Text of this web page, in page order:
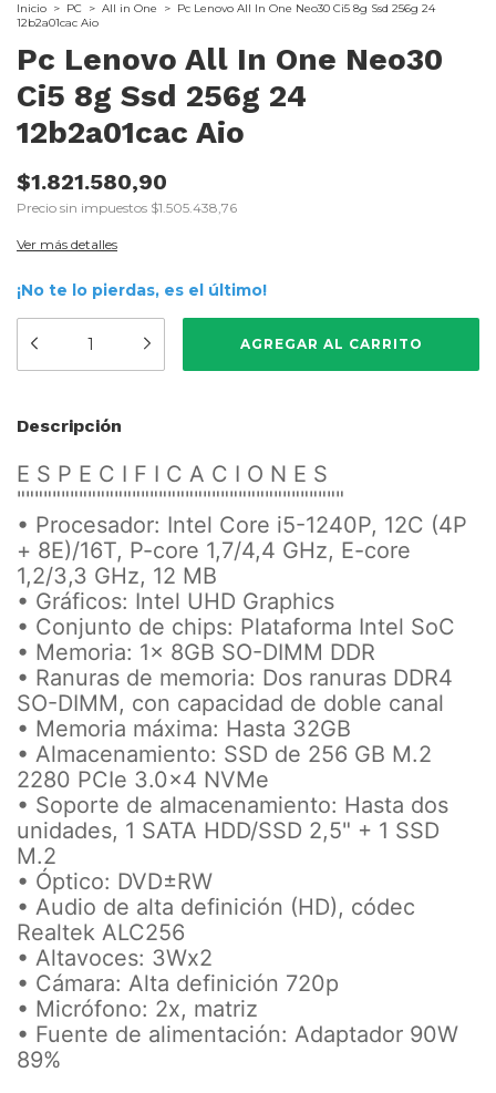
Inicio > PC > All in One > Pc Lenovo All In One Neo30 Ci5 8g Ssd 256g 24
12b2a01cac Aio
Pc Lenovo All In One Neo30
Ci5 8g Ssd 256g 24
12b2a01cac Aio
$1.821.580,90
Precio sin impuestos $1.505.438,76
Ver más detalles
¡No te lo pierdas, es el último!
Descripción
E S P E C I F I C A C I O N E S
"""""""""""""""""""""""""""""""""""""
• Procesador: Intel Core i5-1240P, 12C (4P
+ 8E)/16T, P-core 1,7/4,4 GHz, E-core
1,2/3,3 GHz, 12 MB
• Gráficos: Intel UHD Graphics
• Conjunto de chips: Plataforma Intel SoC
• Memoria: 1x 8GB SO-DIMM DDR
• Ranuras de memoria: Dos ranuras DDR4
SO-DIMM, con capacidad de doble canal
• Memoria máxima: Hasta 32GB
• Almacenamiento: SSD de 256 GB M.2
2280 PCIe 3.0x4 NVMe
• Soporte de almacenamiento: Hasta dos
unidades, 1 SATA HDD/SSD 2,5" + 1 SSD
M.2
• Óptico: DVD±RW
• Audio de alta definición (HD), códec
Realtek ALC256
• Altavoces: 3Wx2
• Cámara: Alta definición 720p
• Micrófono: 2x, matriz
• Fuente de alimentación: Adaptador 90W
89%